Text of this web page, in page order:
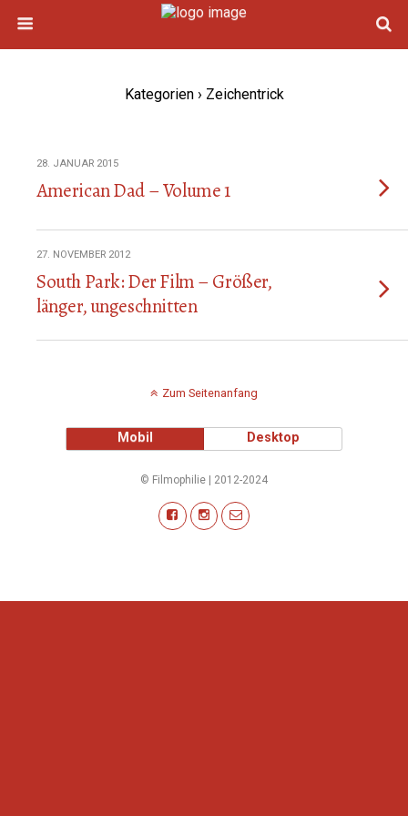
Kategorien › Zeichentrick
28. JANUAR 2015
American Dad – Volume 1
27. NOVEMBER 2012
South Park: Der Film – Größer,
länger, ungeschnitten
Zum Seitenanfang
Mobil Desktop
© Filmophilie | 2012-2024